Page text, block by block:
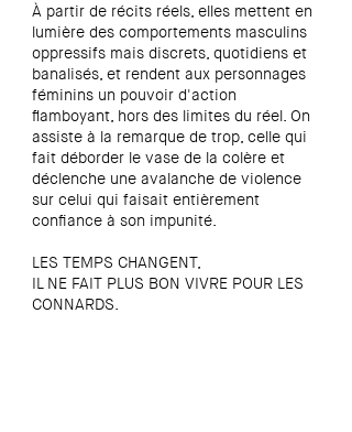
À partir de récits réels, elles mettent en
lumière des comportements masculins
oppressifs mais discrets, quotidiens et
banalisés, et rendent aux personnages
féminins un pouvoir d'action
flamboyant, hors des limites du réel. On
assiste à la remarque de trop, celle qui
fait déborder le vase de la colère et
déclenche une avalanche de violence
sur celui qui faisait entièrement
confiance à son impunité.
LES TEMPS CHANGENT,
IL NE FAIT PLUS BON VIVRE POUR LES
CONNARDS.